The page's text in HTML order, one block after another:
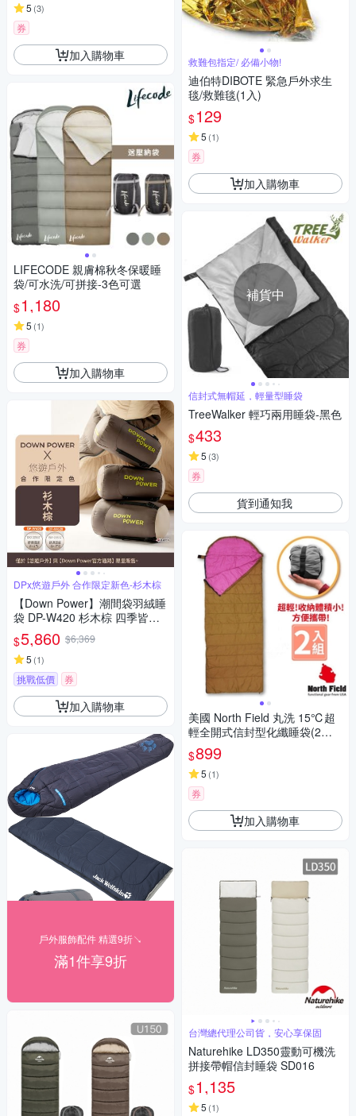
5 (3)
券
加入購物車
LIFECODE 親膚棉秋冬保暖睡
袋/可水洗/可拼接-3色可選
$1,180
5 (1)
券
加入購物車
DPx悠遊戶外 合作限定新色-杉木棕
【Down Power】潮間袋羽絨睡
袋 DP-W420 杉木棕 四季皆宜
車露 登山 露營 悠遊戶外
$5,860 $6,369
5 (1)
挑戰低價 券
加入購物車
戶外服飾配件 精選9折↘
滿1件享9折
救難包指定/ 必備小物!
迪伯特DIBOTE 緊急戶外求生
毯/救難毯(1入)
$129
5 (1)
券
加入購物車
補貨中
信封式無帽延，輕量型睡袋
TreeWalker 輕巧兩用睡袋-黑色
$433
5 (3)
券
貨到通知我
美國 North Field 丸洗 15℃超
輕全開式信封型化纖睡袋(2入).
可機洗_20075 沙色/夢幻紫
$899
5 (1)
券
加入購物車
台灣總代理公司貨，安心享保固
Naturehike LD350靈動可機洗
拼接帶帽信封睡袋 SD016
$1,135
5 (1)